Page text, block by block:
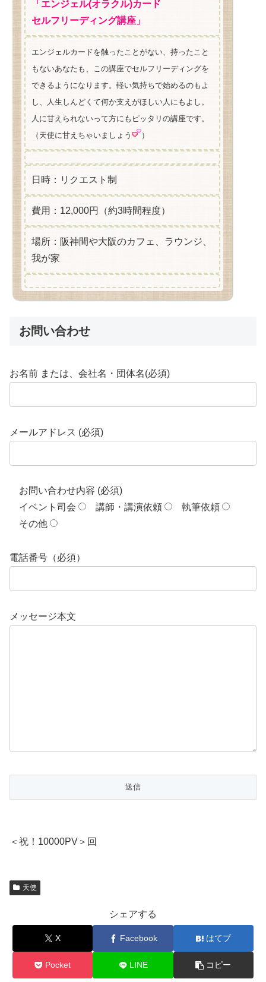
「エンジェル(オラクル)カード
セルフリーディング講座」
エンジェルカードを触ったことがない、持ったこと
もないあなたも、この講座でセルフリーディングを
できるようになります。軽い気持ちで始めるのもよ
し、人生しんどくて何か支えがほしい人にもよし。
人に甘えられないって方にもピッタリの講座です。
（天使に甘えちゃいましょう
）
日時：リクエスト制
費用：12,000円（約3時間程度）
場所：阪神間や大阪のカフェ、ラウンジ、
我が家
お問い合わせ
お名前 または、会社名・団体名(必須)
メールアドレス (必須)
お問い合わせ内容 (必須)
イベント司会
講師・講演依頼
執筆依頼
その他
電話番号（必須）
メッセージ本文
＜祝！10000PV＞回
天使
シェアする
X Facebook はてブ
Pocket LINE コピー